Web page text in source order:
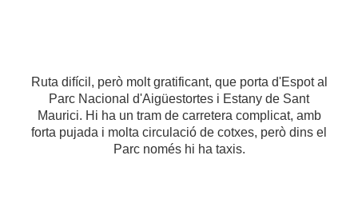
Ruta difícil, però molt gratificant, que porta d'Espot al
Parc Nacional d'Aigüestortes i Estany de Sant
Maurici. Hi ha un tram de carretera complicat, amb
forta pujada i molta circulació de cotxes, però dins el
Parc només hi ha taxis.